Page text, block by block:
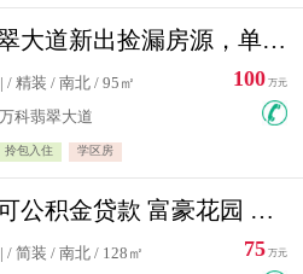
万科翡翠大道新出捡漏房源，单价10500精装修
/ 精装 / 南北 / 95㎡
科翡翠大道
拎包入住 学区房
100 万元
松霞路可公积金贷款 富豪花园 复式住宅急售送小棚
/ 简装 / 南北 / 128㎡
75 万元